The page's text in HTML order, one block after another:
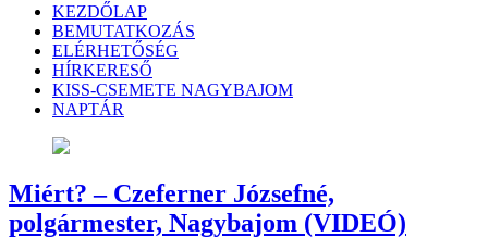
KEZDŐLAP
BEMUTATKOZÁS
ELÉRHETŐSÉG
HÍRKERESŐ
KISS-CSEMETE NAGYBAJOM
NAPTÁR
Miért? – Czeferner Józsefné,
polgármester, Nagybajom (VIDEÓ)